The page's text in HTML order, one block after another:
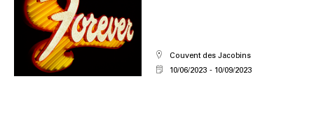
Couvent des Jacobins
10/06/2023
10/09/2023